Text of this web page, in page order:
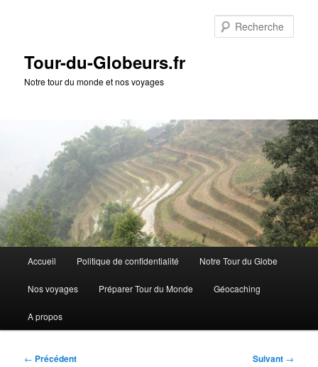
Tour-du-Globeurs.fr
Notre tour du monde et nos voyages
principal
Aller
au
contenu
principal
Aller
au
contenu
secondaire
Accueil Politique de confidentialité Notre Tour du Globe
Nos voyages Préparer Tour du Monde Géocaching
A propos
Navigation
← Précédent Suivant →